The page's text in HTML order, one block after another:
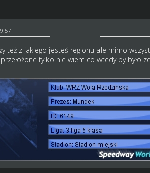
też z jakiego jesteś regionu ale mimo
tylko nie wiem co wtedy by było